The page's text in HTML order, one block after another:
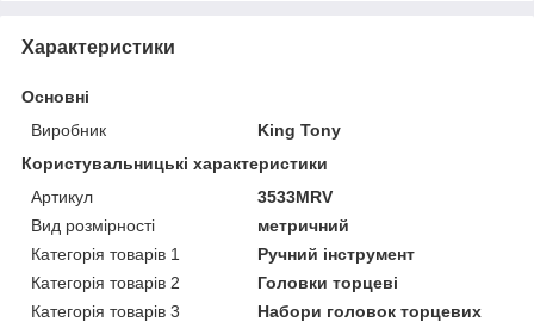
Характеристики
Основні
Виробник
King Tony
Користувальницькі характеристики
Артикул
3533MRV
Вид розмірності
метричний
Категорія товарів 1
Ручний інструмент
Категорія товарів 2
Головки торцеві
Категорія товарів 3
Набори головок торцевих